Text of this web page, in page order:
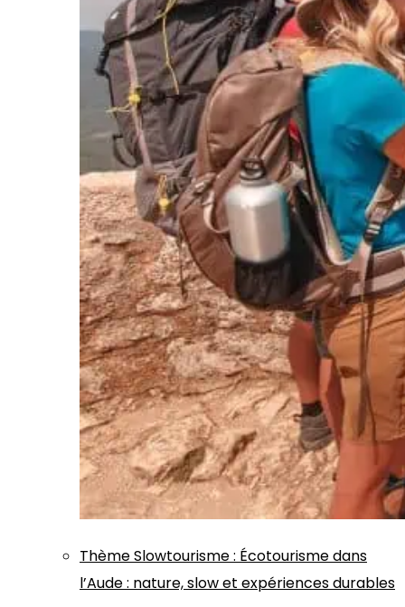
ThèmeSlowtourisme: Écotourisme dans
l’Aude : nature, slow et expériences durables